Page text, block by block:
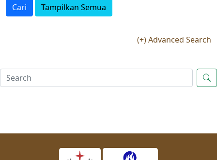
Cari Tampilkan Semua
(+) Advanced Search